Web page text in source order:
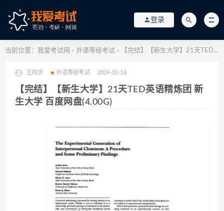
登录
当前位置： 我爱考试网 > 外语等级考试 > 【完结】【新生大学】21天TED英语精炼团 新生大学 百度网盘(4.00G)
王同学 外语等级考试 2024-02-18
【完结】【新生大学】21天TED英语精炼团 新
生大学 百度网盘(4.00G)